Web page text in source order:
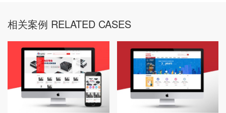
相关案例 RELATED CASES